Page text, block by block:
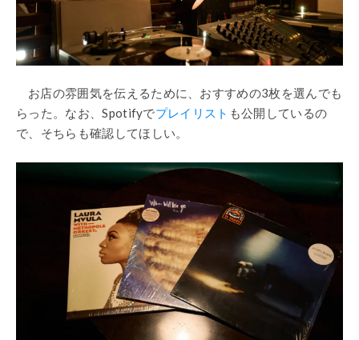
お店の雰囲気を伝えるために、おすすめの3枚を選んでも
らった。なお、Spotifyでプレイリスト も公開しているの
で、そちらも確認してほしい。